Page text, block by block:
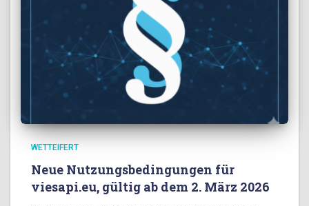
WETTEIFERT
Neue Nutzungsbedingungen für
viesapi.eu, gültig ab dem 2. März 2026